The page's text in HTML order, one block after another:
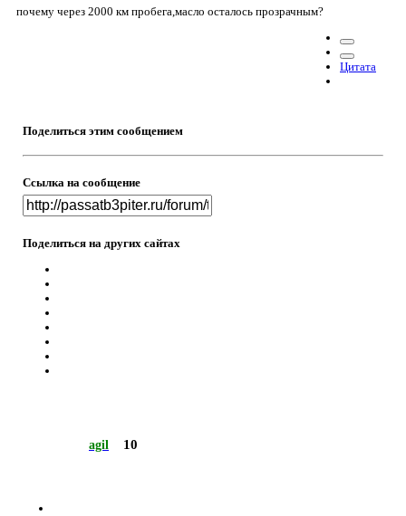
почему через 2000 км пробега,масло осталось прозрачным?
Цитата
Поделиться этим сообщением
Ссылка на сообщение
Поделиться на других сайтах
agil 10